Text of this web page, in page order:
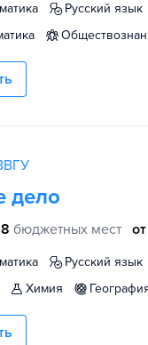
русский язык
дело
8 бюджетных мест
русский язык
химия